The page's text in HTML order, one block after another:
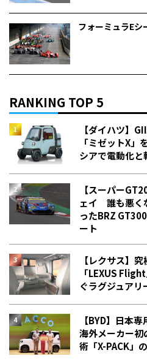
フォーミュラEシ
RANKING TOP 5
【ダイハツ】
「ミゼットX
シアで電動化
【スーパー
ェイ 誰も悪く
った――BRZ
ート
【レクサス】
「LEXUS
ぐラグジュアリ
【BYD】日本
海外メーカー初
術「X-PACK」